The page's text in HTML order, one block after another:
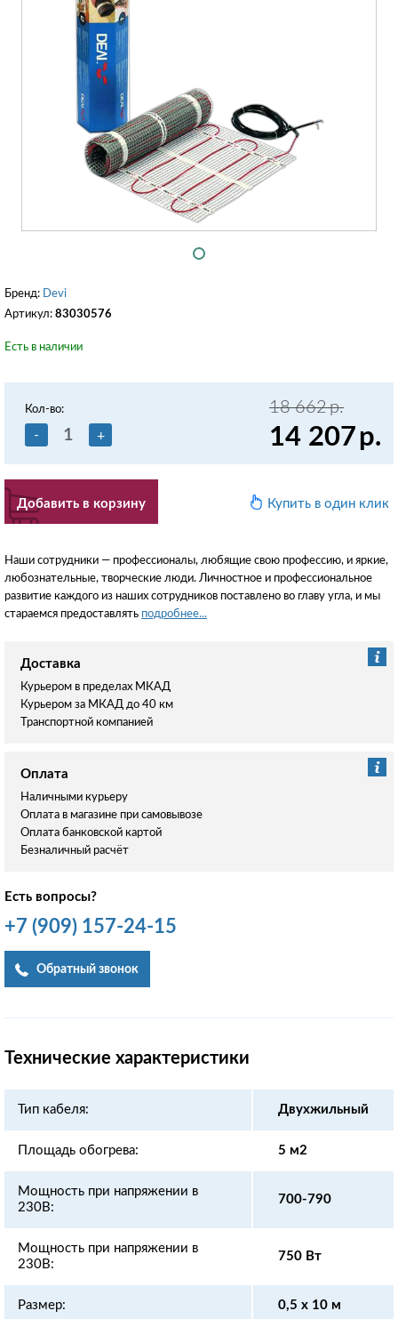
Бренд: Devi
Артикул: 83030576
Есть в наличии
Кол-во:
- +
Добавить в корзину
18 662р.
14 207р.
Купить в один клик
Наши сотрудники — профессионалы, любящие свою профессию, и яркие,
любознательные, творческие люди. Личностное и профессиональное
развитие каждого из наших сотрудников поставлено во главу угла, и мы
стараемся предоставлять подробнее...
Доставка
Курьером в пределах МКАД
Курьером за МКАД до 40 км
Транспортной компанией
Оплата
Наличными курьеру
Оплата в магазине при самовывозе
Оплата банковской картой
Безналичный расчёт
Есть вопросы?
+7 (909) 157-24-15
Обратный звонок
Технические характеристики
Тип кабеля: Двухжильный
Площадь обогрева: 5 м2
Мощность при напряжении в
230В:
700-790
Мощность при напряжении в
230В:
750 Вт
Размер: 0,5 x 10 м